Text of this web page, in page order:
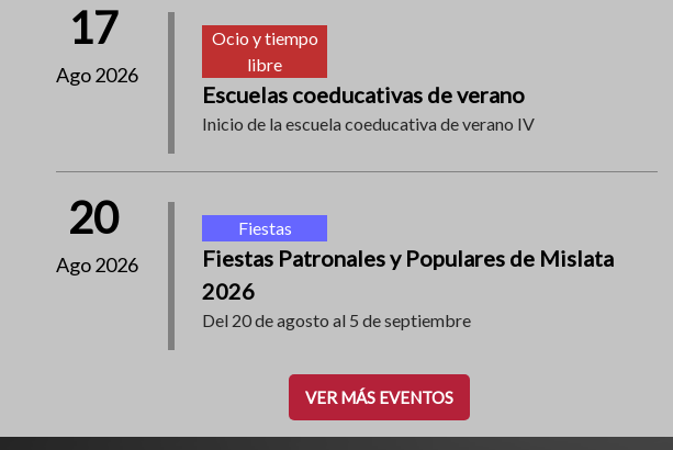
17
Ago 2026
Ocio y tiempo
libre
Escuelas coeducativas de verano
Inicio de la escuela coeducativa de verano IV
20
Ago 2026
Fiestas
Fiestas Patronales y Populares de Mislata
2026
Del 20 de agosto al 5 de septiembre
VER MÁS EVENTOS